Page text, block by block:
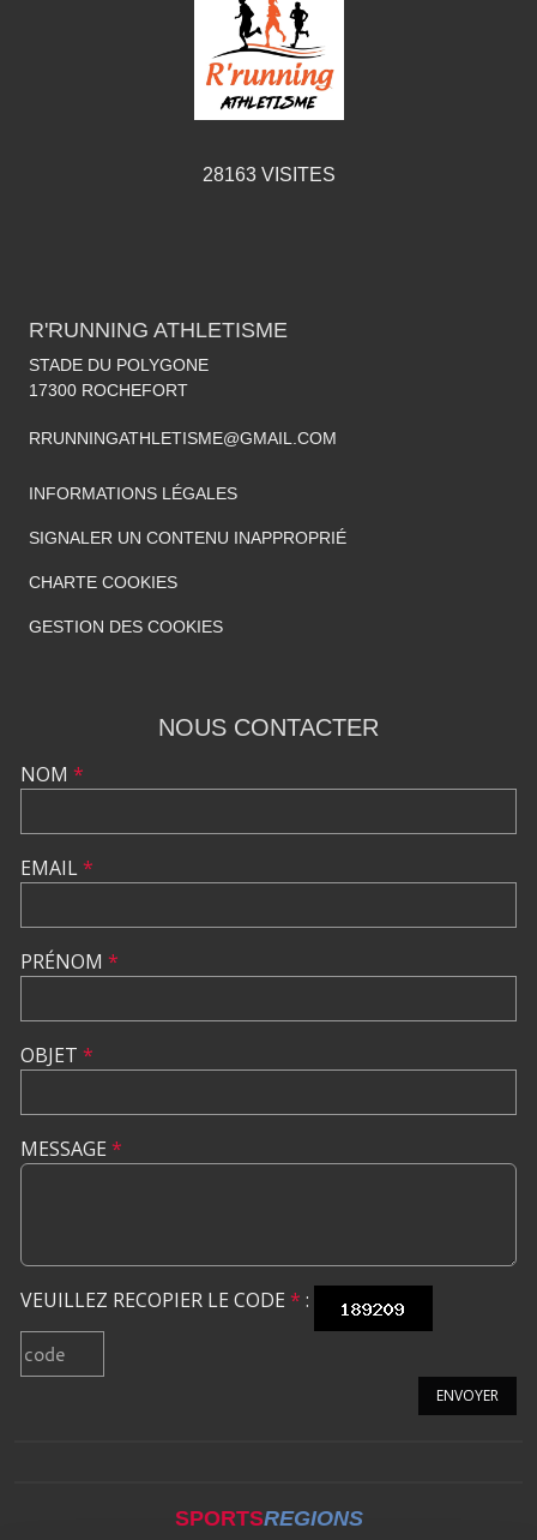
28163VISITES
R'RUNNING ATHLETISME
STADE DU POLYGONE
17300 ROCHEFORT
RRUNNINGATHLETISME@GMAIL.COM
INFORMATIONS LÉGALES
SIGNALER UN CONTENU INAPPROPRIÉ
CHARTE COOKIES
GESTION DES COOKIES
NOUS CONTACTER
NOM *
EMAIL*
PRÉNOM *
OBJET *
MESSAGE *
VEUILLEZ RECOPIER LE CODE * :
ENVOYER
SPORTSREGIONS